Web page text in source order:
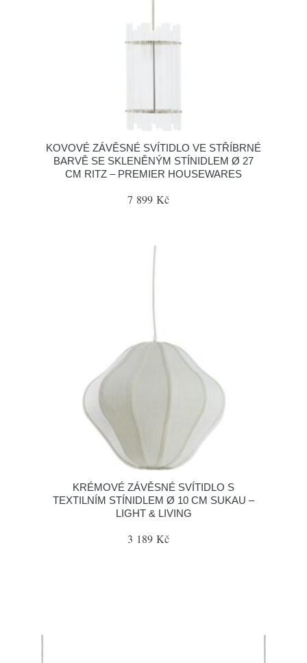
KOVOVÉ ZÁVĚSNÉ SVÍTIDLO VE STŘÍBRNÉ
BARVĚ SE SKLENĚNÝM STÍNIDLEM Ø 27
CM RITZ – PREMIER HOUSEWARES
7 899 Kč
KRÉMOVÉ ZÁVĚSNÉ SVÍTIDLO S
TEXTILNÍM STÍNIDLEM Ø 10 CM SUKAU –
LIGHT & LIVING
3 189 Kč